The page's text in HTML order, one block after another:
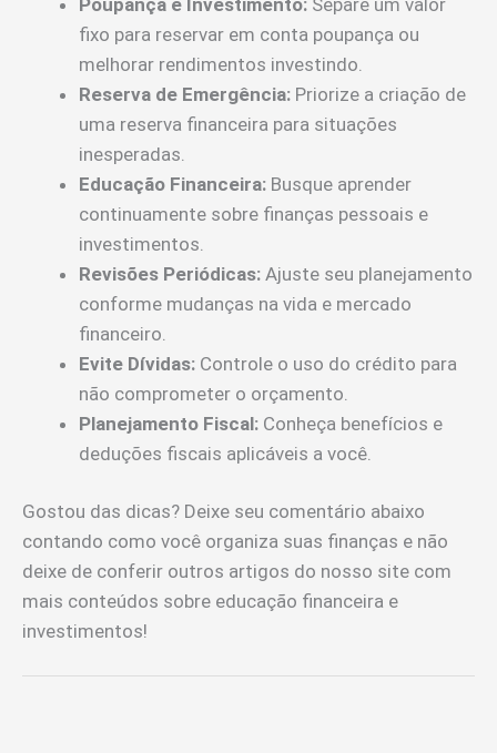
fixo para reservar em conta poupança ou
melhorar rendimentos investindo.
Reserva de Emergência: Priorize a criação de
uma reserva financeira para situações
inesperadas.
Educação Financeira: Busque aprender
continuamente sobre finanças pessoais e
investimentos.
Revisões Periódicas: Ajuste seu planejamento
conforme mudanças na vida e mercado
financeiro.
Evite Dívidas: Controle o uso do crédito para
não comprometer o orçamento.
Planejamento Fiscal: Conheça benefícios e
deduções fiscais aplicáveis a você.
Gostou das dicas? Deixe seu comentário abaixo
contando como você organiza suas finanças e não
deixe de conferir outros artigos do nosso site com
mais conteúdos sobre educação financeira e
investimentos!